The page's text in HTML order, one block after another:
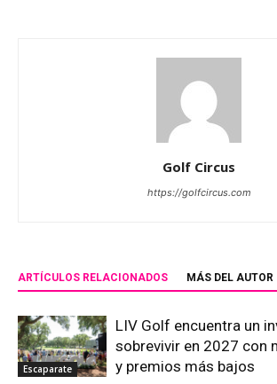
Golf Circus
https://golfcircus.com
ARTÍCULOS RELACIONADOS MÁS DEL AUTOR
Escaparate
LIV Golf encuentra un
sobrevivir en 2027 con
y premios más bajos